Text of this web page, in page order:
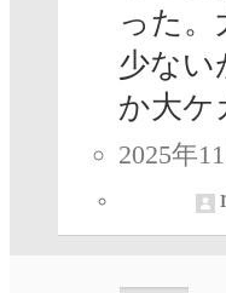
った。
少ない
か大ケ
2025年